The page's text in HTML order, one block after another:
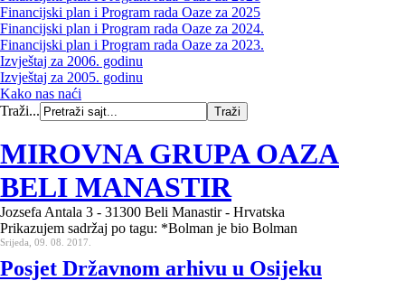
Financijski plan i Program rada Oaze za 2025
Financijski plan i Program rada Oaze za 2024.
Financijski plan i Program rada Oaze za 2023.
Izvještaj za 2006. godinu
Izvještaj za 2005. godinu
Kako nas naći
Traži...
MIROVNA GRUPA OAZA
BELI MANASTIR
Jozsefa Antala 3 - 31300 Beli Manastir - Hrvatska
Prikazujem sadržaj po tagu: *Bolman je bio Bolman
Srijeda, 09. 08. 2017.
Posjet Državnom arhivu u Osijeku